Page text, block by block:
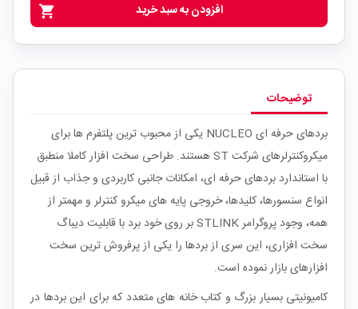
shopping_cart افزودن به سبد خرید
توضیحات
بردهای حرفه ای NUCLEO یکی از محبوب ترین پلتفرم ها برای
میکروکنترلرهای شرکت STهستند. طراحی سخت افزار کاملا منطبق
با استاندارد بردهای حرفه ای، امکانات جانبی کاربردی و جذاب از قبیل
انواع سنسورها، کلیدها، خروجی پایه های میکرو کنترلر و مهمتر از
همه، وجود پروگرامرSTLINKبر روی خود برد با قابلیت دیباگ
سخت افزاری، این سری از بردها را یکی از پرفروش ترین سخت
افزارهای بازار نموده است.
کامیونیتی بسیار بزرگ و کتاب خانه های متعدد که برای این بردها در